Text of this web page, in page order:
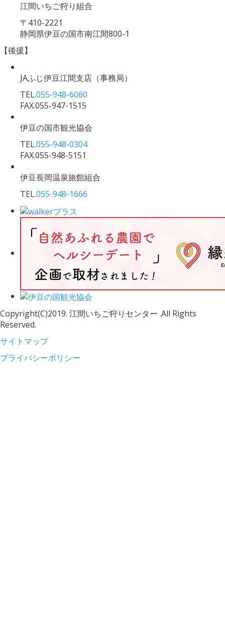
江間いちご狩り組合
〒410-2221
静岡県伊豆の国市南江間800-1
【後援】
JAふじ伊豆江間支店 （事務局）
TEL.055-948-6060
FAX.055-947-1515
伊豆の国市観光協会
TEL.055-948-0304
FAX.055-948-5151
伊豆長岡温泉旅館組合
TEL.055-948-1666
Copyright(C)2019. 江間いちご狩りセンター .All Rights
Reserved.
サイトマップ
プライバシーポリシー